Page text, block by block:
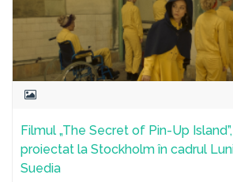
Filmul „The Secret of Pin-Up
proiectat la Stockholm în cadrul
Suedia